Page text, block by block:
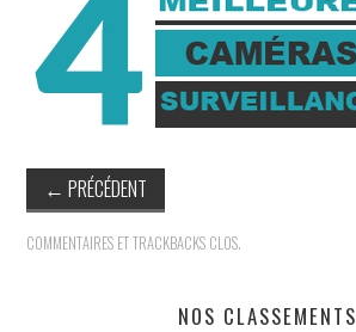
SYSTÈMES D’ALARME
À PROPOS
← PRÉCÉDENT
COMMENTAIRES ET TRACKBACKS CLOS.
NOS CLASSEMENTS